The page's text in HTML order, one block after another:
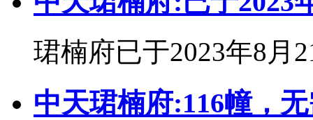
珺楠府已于2023年8月
中天珺楠府:116幢，